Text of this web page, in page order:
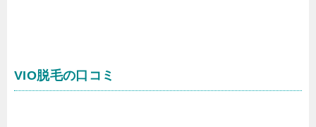
VIO脱毛の口コミ